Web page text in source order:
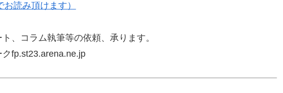
読み頂けます）
、コラム執筆等の依頼、承ります。
fp.st23.arena.ne.jp